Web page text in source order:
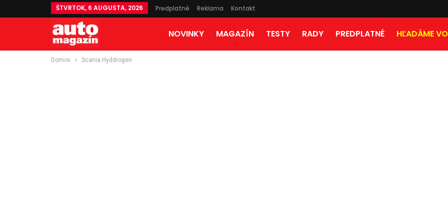
ŠTVRTOK, 6 AUGUSTA, 2026 Predplatné Reklama Kontakt
NOVINKY MAGAZÍN TESTY RADY PREDPLATNÉ HĽADÁME
Domov Scania Hyddrogen